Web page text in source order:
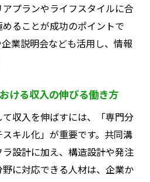
プランやライフスタイルに合
ることが成功のポイントで
業説明会なども活用し、情報
ける収入の伸びる働き方
収入を伸ばすには、「専門分
キル化」が重要です。共同溝
設計に加え、構造設計や発注
に対応できる人材は、企業か